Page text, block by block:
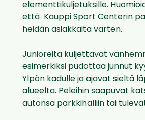
elementtikuljetuksille.
että Kauppi Sport Centerin
heidän asiakkaita varten.
Junioreita kuljettavat
esimerkiksi pudottaa junnut
Ylpön kadulle ja ajavat sieltä
alueelta. Peleihin saapuvat
autonsa parkkihalliin tai